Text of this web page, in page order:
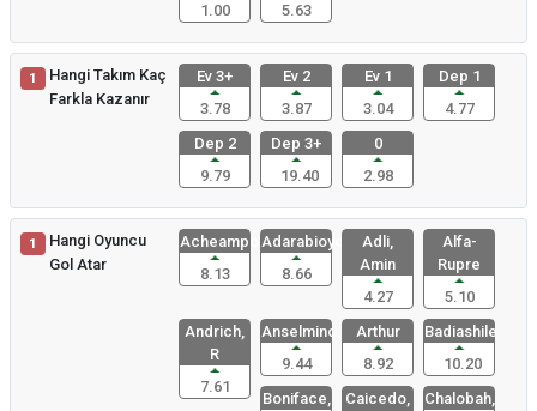
1.00
5.63
1
Hangi Takım Kaç
Farkla Kazanır
Ev 3+
3.78
Ev 2
3.87
Ev 1
3.04
Dep 1
4.77
Dep 2
9.79
Dep 3+
19.40
0
2.98
1
Hangi Oyuncu
Gol Atar
Acheampong
8.13
Adarabioyo
8.66
Adli,
Amin
4.27
Alfa-
Rupre
5.10
Andrich,
R
7.61
Anselmino,
9.44
Arthur
8.92
Badiashile
10.20
Boniface,
Caicedo,
Chalobah,